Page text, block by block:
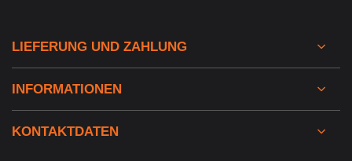
LIEFERUNG UND ZAHLUNG
INFORMATIONEN
KONTAKTDATEN